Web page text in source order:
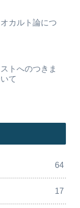
カルト論につ
トへのつきま
て
64
17